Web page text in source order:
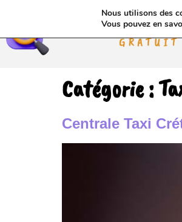
Catégorie :
Centrale Taxi
Nous utilisons des
Vous pouvez en